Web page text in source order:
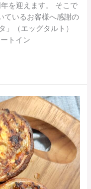
を迎えます。 そこで
ているお客様へ感謝の
（エッグタルト）
トイン